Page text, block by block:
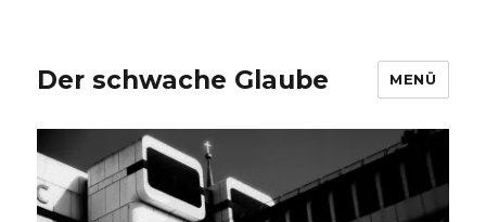
Der schwache Glaube MENÜ